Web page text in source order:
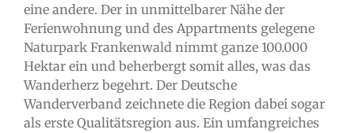
eine andere. Der in unmittelbarer Nähe der
Ferienwohnung und des Appartments gelegene
Naturpark Frankenwald nimmt ganze 100.000
Hektar ein und beherbergt somit alles, was das
Wanderherz begehrt. Der Deutsche
Wanderverband zeichnete die Region dabei sogar
als erste Qualitätsregion aus. Ein umfangreiches